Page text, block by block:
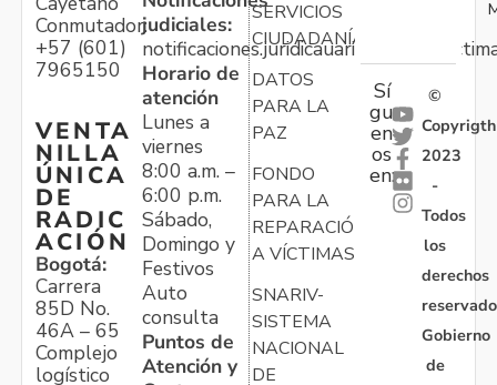
Conmutador:
+57 (601)
7965150
VENTA
NILLA
ÚNICA
DE
RADIC
ACIÓN
Bogotá:
Carrera
85D No.
46A – 65
Complejo
logístico
judiciales:
Horario de
atención
Lunes a
viernes
8:00 a.m. –
6:00 p.m.
Sábado,
Domingo y
Festivos
Auto
consulta
Puntos de
Atención y
SERVICIOS
CIUDADANÍA
DATOS
PARA LA
PAZ
FONDO
PARA LA
REPARACIÓN
A VÍCTIMAS
SNARIV-
SISTEMA
NACIONAL
DE
Sí
gu
en
os
en:
©
Copyrigth
2023
-
Todos
los
derechos
Gobierno
de